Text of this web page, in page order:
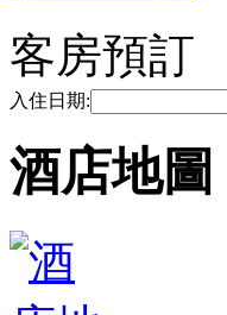
客房預訂
入住日期:
酒店地圖